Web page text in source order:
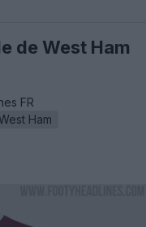
de West Ham
FR
Ham